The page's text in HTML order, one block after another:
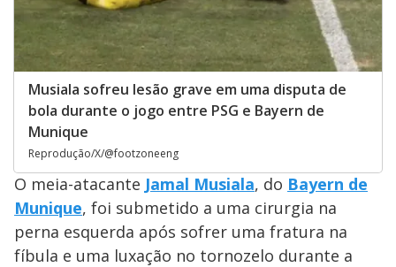
Musiala sofreu lesão grave em uma disputa de
bola durante o jogo entre PSG e Bayern de
Munique
Reprodução/X/@footzoneeng
O meia-atacante Jamal Musiala, do Bayern de
Munique, foi submetido a uma cirurgia na
perna esquerda após sofrer uma fratura na
fíbula e uma luxação no tornozelo durante a